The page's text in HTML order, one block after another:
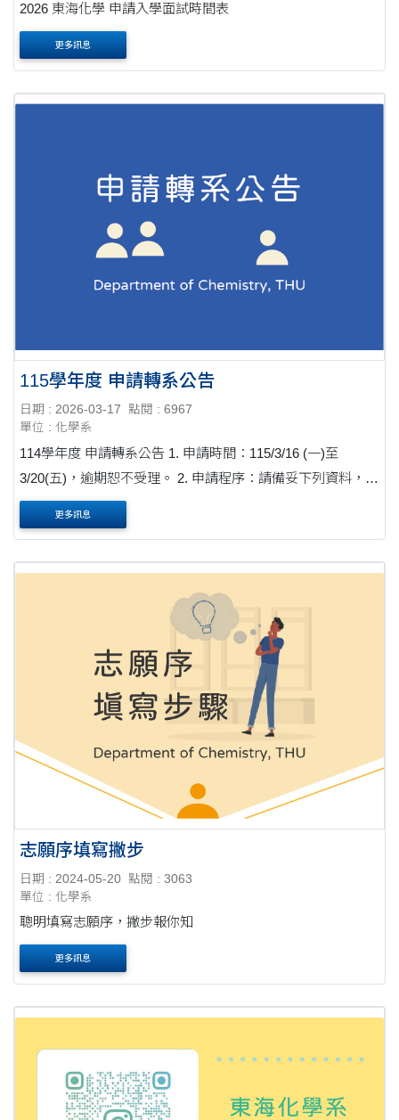
2026 東海化學 申請入學面試時間表
更多訊息
115學年度 申請轉系公告
日期 : 2026-03-17
點閱 : 6967
單位 : 化學系
114學年度 申請轉系公告 1. 申請時間：115/3/16 (一)至
3/20(五)，逾期恕不受理。 2. 申請程序：請備妥下列資料，於
上班時間內繳至註課組。 (1)轉系申請表、(2)歷年成績單1
份、(3)相關備審資料(實際依簡章規....
更多訊息
志願序填寫撇步
日期 : 2024-05-20 點閱 : 3063
單位 : 化學系
聰明填寫志願序，撇步報你知
更多訊息